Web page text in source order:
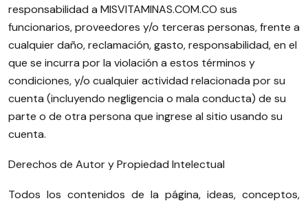
responsabilidad a MISVITAMINAS.COM.CO sus
funcionarios, proveedores y/o terceras personas, frente a
cualquier daño, reclamación, gasto, responsabilidad, en el
que se incurra por la violación a estos términos y
condiciones, y/o cualquier actividad relacionada por su
cuenta (incluyendo negligencia o mala conducta) de su
parte o de otra persona que ingrese al sitio usando su
cuenta.
Derechos de Autor y Propiedad Intelectual
Todos los contenidos de la página, ideas, conceptos,